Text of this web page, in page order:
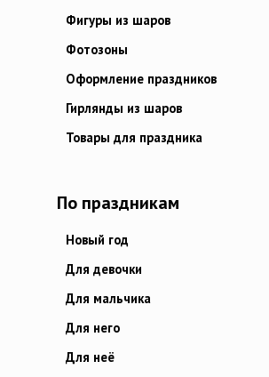
Фигуры из шаров
Фотозоны
Оформление праздников
Гирлянды из шаров
Товары для праздника
По праздникам
Новый год
Для девочки
Для мальчика
Для него
Для неё